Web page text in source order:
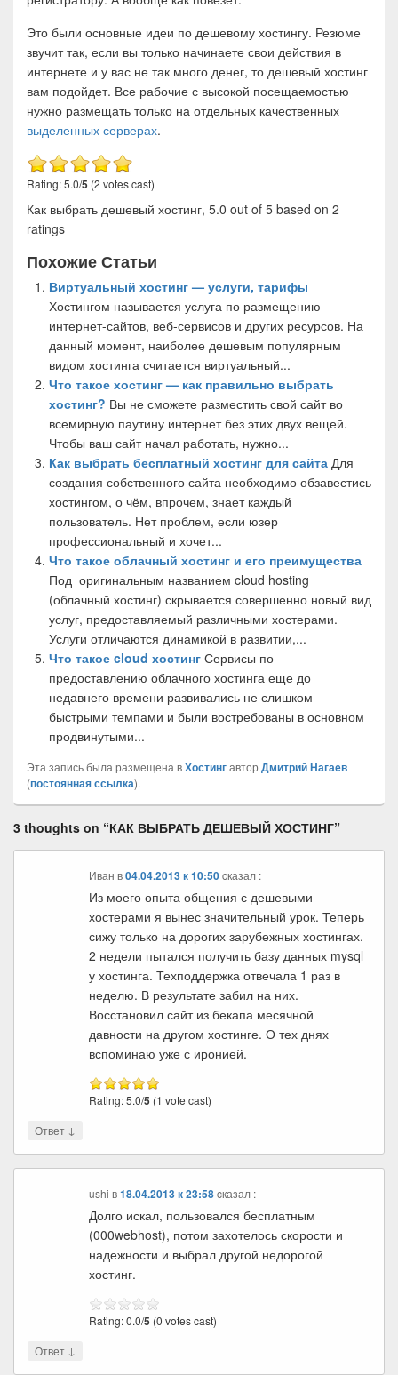
Это были основные идеи по дешевому хостингу. Резюме
звучит так, если вы только начинаете свои действия в
интернете и у вас не так много денег, то дешевый хостинг
вам подойдет. Все рабочие с высокой посещаемостью
нужно размещать только на отдельных качественных
выделенных серверах.
Rating: 5.0/5 (2 votes cast)
Как выбрать дешевый хостинг, 5.0 out of 5 based on 2
ratings
Похожие Статьи
Виртуальный хостинг — услуги, тарифы
Хостингом называется услуга по размещению
интернет-сайтов, веб-сервисов и других ресурсов. На
данный момент, наиболее дешевым популярным
видом хостинга считается виртуальный...
Что такое хостинг — как правильно выбрать
хостинг? Вы не сможете разместить свой сайт во
всемирную паутину интернет без этих двух вещей.
Чтобы ваш сайт начал работать, нужно...
Как выбрать бесплатный хостинг для сайта Для
создания собственного сайта необходимо обзавестись
хостингом, о чём, впрочем, знает каждый
пользователь. Нет проблем, если юзер
профессиональный и хочет...
Что такое облачный хостинг и его преимущества
Под оригинальным названием cloud hosting
(облачный хостинг) скрывается совершенно новый вид
услуг, предоставляемый различными хостерами.
Услуги отличаются динамикой в развитии,...
Что такое cloud хостинг Сервисы по
предоставлению облачного хостинга еще до
недавнего времени развивались не слишком
быстрыми темпами и были востребованы в основном
продвинутыми...
Эта запись была размещена вХостингавтор Дмитрий Нагаев
(постоянная ссылка).
3 thoughts on “КАК ВЫБРАТЬ ДЕШЕВЫЙ ХОСТИНГ”
Иван в04.04.2013 к 10:50 cказал :
Из моего опыта общения с дешевыми
хостерами я вынес значительный урок. Теперь
сижу только на дорогих зарубежных хостингах.
2 недели пытался получить базу данных mysql
у хостинга. Техподдержка отвечала 1 раз в
неделю. В результате забил на них.
Восстановил сайт из бекапа месячной
давности на другом хостинге. О тех днях
вспоминаю уже с иронией.
Rating: 5.0/5 (1 vote cast)
Ответ ↓
ushi в18.04.2013 к 23:58 cказал :
Долго искал, пользовался бесплатным
(000webhost), потом захотелось скорости и
надежности и выбрал другой недорогой
хостинг.
Rating: 0.0/5 (0 votes cast)
Ответ ↓